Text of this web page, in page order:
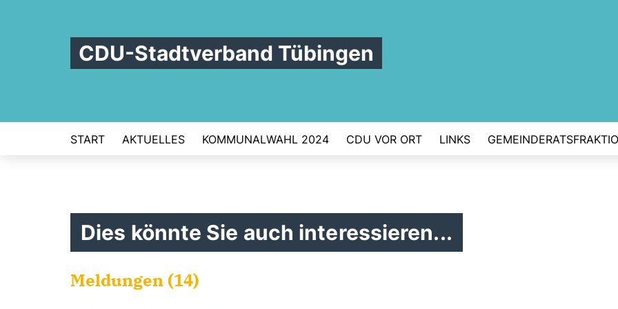
CDU-Stadtverband Tübingen
START AKTUELLES KOMMUNALWAHL 2024 CDU VOR ORT LINKS
Dies könnte Sie auch interessieren...
Meldungen (14)